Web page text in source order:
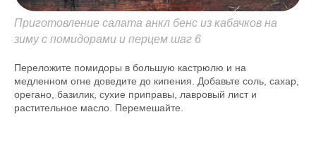
Приготовление салата анкл бенс из кабачков на
зиму с помидорами и перцем шаг 6
Переложите помидоры в большую кастрюлю и на
медленном огне доведите до кипения. Добавьте соль, сахар,
орегано, базилик, сухие приправы, лавровый лист и
растительное масло. Перемешайте.